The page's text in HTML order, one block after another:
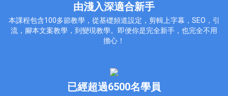
由淺入深適合新手
本課程包含100多節教學，從基礎頻道設定，剪輯上字幕，SEO，引
流，腳本文案教學，到變現教學。即便你是完全新手，也完全不用
擔心！
已經超過6500名學員